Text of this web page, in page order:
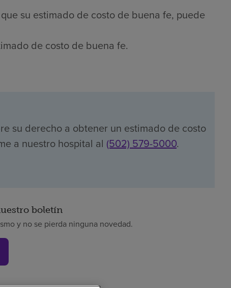
su estimado de costo de buena fe, puede
de costo de buena fe.
su derecho a obtener un estimado de costo
a nuestro hospital al (502) 579-5000.
boletín
y no se pierda ninguna novedad.